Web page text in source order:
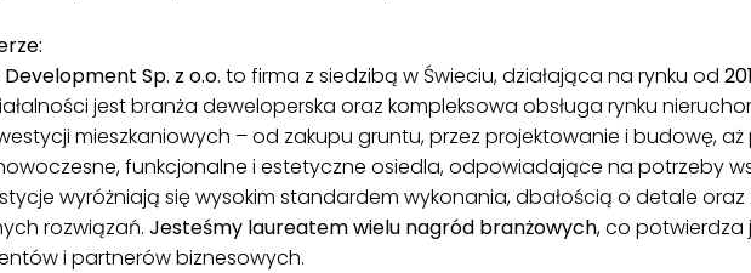
Development Sp. z o.o. to firma z siedzibą w Świeciu, działająca na rynku od
jest branża deweloperska oraz kompleksowa obsługa rynku
mieszkaniowych – od zakupu gruntu, przez projektowanie i budowę,
funkcjonalne i estetyczne osiedla, odpowiadające na potrzeby
wyróżniają się wysokim standardem wykonania, dbałością o detale
rozwiązań. Jesteśmy laureatem wielu nagród branżowych, co potwierdza
i partnerów biznesowych.